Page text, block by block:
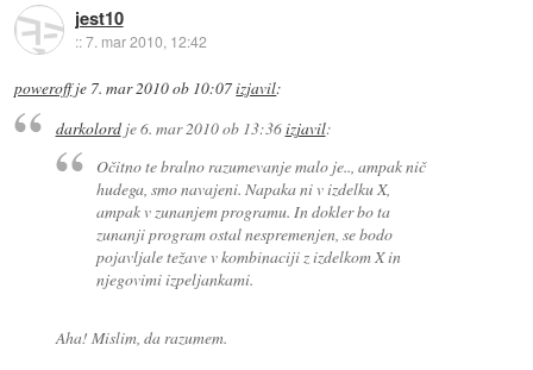
jest10
::7. mar 2010, 12:42
poweroffje 7. mar 2010 ob 10:07izjavil:
darkolordje6. mar 2010 ob 13:36izjavil:
Očitno te bralno razumevanje malo je.., ampak nič
hudega, smo navajeni. Napaka ni v izdelku X,
ampak v zunanjem programu. In dokler bo ta
zunanji program ostal nespremenjen, se bodo
pojavljale težave v kombinaciji z izdelkom X in
njegovimi izpeljankami.
Aha! Mislim, da razumem.